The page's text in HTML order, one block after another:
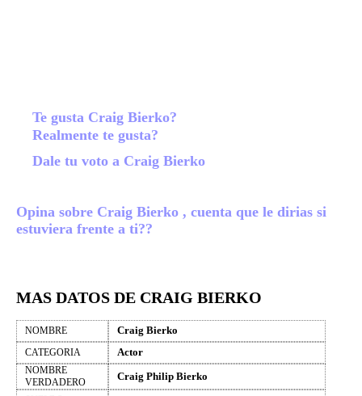
Te gusta Craig Bierko?
Realmente te gusta?
Dale tu voto a Craig Bierko
Opina sobre Craig Bierko , cuenta que le dirias si
estuviera frente a ti??
MAS DATOS DE CRAIG BIERKO
NOMBRE Craig Bierko
CATEGORIA Actor
NOMBRE
VERDADERO
Craig Philip Bierko